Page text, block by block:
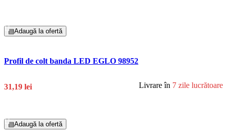
▤Adaugă la ofertă
Profil de colt banda LED EGLO 98952
31,19 lei Livrare în 7 zile lucrătoare
▤Adaugă la ofertă